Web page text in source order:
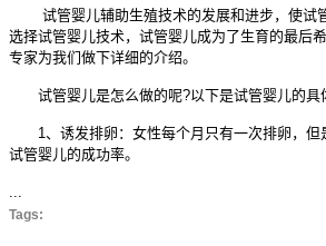
试管婴儿辅助生殖技术的发展和进步，使试
选择试管婴儿技术，试管婴儿成为了生育的最后
专家为我们做下详细的介绍。
试管婴儿是怎么做的呢?以下是试管婴儿的具
1、诱发排卵：女性每个月只有一次排卵，但
试管婴儿的成功率。
...
Tags: